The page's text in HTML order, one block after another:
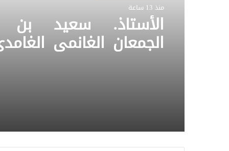
منذ 13 ساعة
الأستاذ. سعيد بن
الجمعان الغانمي
ومؤرخ وشاعر . وهذه